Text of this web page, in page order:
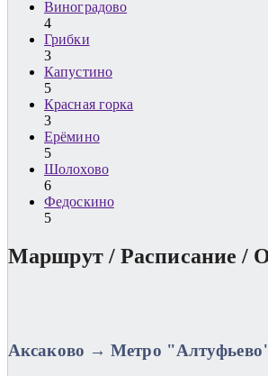
Виноградово
4
Грибки
3
Капустино
5
Красная горка
3
Ерёмино
5
Шолохово
6
Федоскино
5
Маршрут / Расписание /
Аксаково → Метро